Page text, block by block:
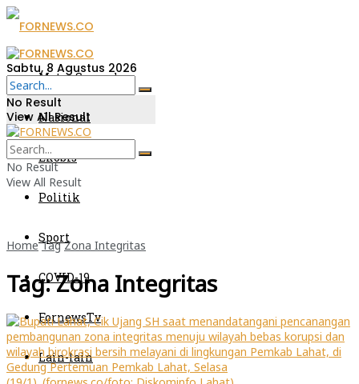
Metro Sumsel
Nasional
Ekobis
Politik
Sport
COVID-19
FornewsTv
Lain-lain
Sabtu, 8 Agustus 2026
No Result
View All Result
No Result
View All Result
Home Tag Zona Integritas
Tag:Zona Integritas